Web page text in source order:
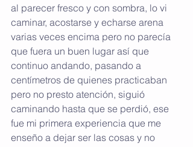
al parecer fresco y con sombra, lo vi
caminar, acostarse y echarse arena
varias veces encima pero no parecía
que fuera un buen lugar así que
continuo andando, pasando a
centímetros de quienes practicaban
pero no presto atención, siguió
caminando hasta que se perdió, ese
fue mi primera experiencia que me
enseño a dejar ser las cosas y no